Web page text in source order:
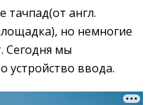
тачпад(от англ.
но немногие
Сегодня мы
устройство ввода.